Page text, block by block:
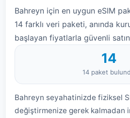
Bahreyn için en uygun eSIM
14 farklı veri paketi, anında
başlayan fiyatlarla güvenli satın
14
14 paket
Bahreyn seyahatinizde fiziksel
değiştirmenize gerek kalmadan